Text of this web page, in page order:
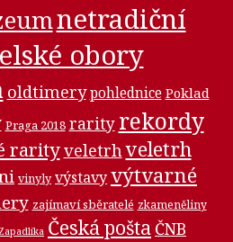
netradiční
obory
oldtimery pohlednice Poklad
Praga 2018 rarity rekordy
rarityveletrhveletrh
vinyly výstavyvýtvarné
zajímaví sběratelé zkameněliny
Česká pošta ČNB